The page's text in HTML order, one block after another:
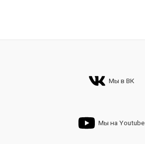
Мы в ВК
Мы на Youtube